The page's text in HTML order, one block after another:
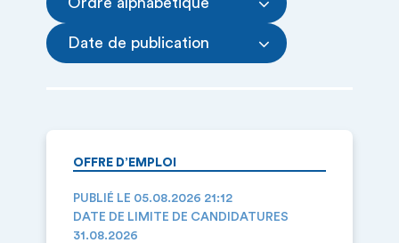
Date de publication
OFFRE D’EMPLOI
PUBLIÉ LE 05.08.2026 21:12
DATE DE LIMITE DE CANDIDATURES
31.08.2026